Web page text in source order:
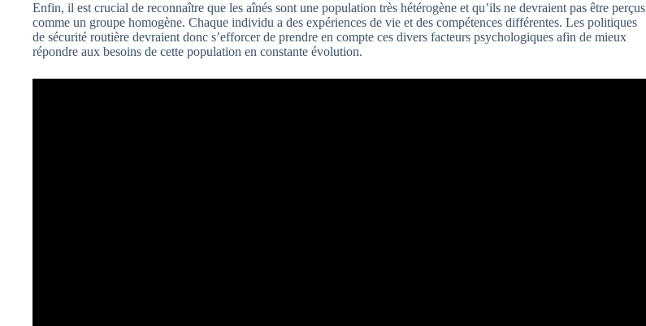
Enfin, il est crucial de reconnaître que les aînés sont une population très hétérogène et qu’ils ne devraient pas être perçus
comme un groupe homogène. Chaque individu a des expériences de vie et des compétences différentes. Les politiques
de sécurité routière devraient donc s’efforcer de prendre en compte ces divers facteurs psychologiques afin de mieux
répondre aux besoins de cette population en constante évolution.